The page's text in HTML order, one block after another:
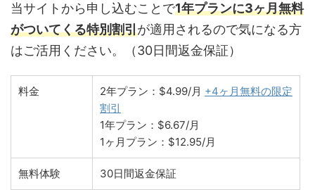
当サイトから申し込むことで1年プランに3ヶ月無料
がついてくる特別割引が適用されるので気になる方
はご活用ください。（30日間返金保証）
料金 2年プラン：$4.99/月 +4ヶ月無料の限定
割引
1年プラン：$6.67/月
1ヶ月プラン：$12.95/月
無料体験 30日間返金保証